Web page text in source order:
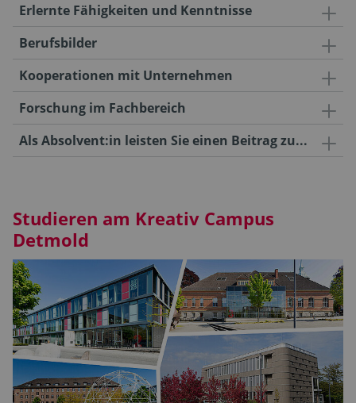
Erlernte Fähigkeiten und Kenntnisse
Berufsbilder
Kooperationen mit Unternehmen
Forschung im Fachbereich
Als Absolvent:in leisten Sie einen Beitrag zu...
Studieren am Kreativ Campus
Detmold